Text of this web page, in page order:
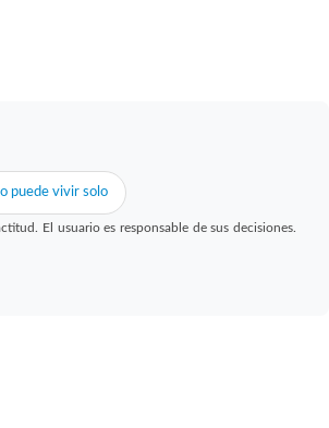
puede vivir solo
El usuario es responsable de sus decisiones.